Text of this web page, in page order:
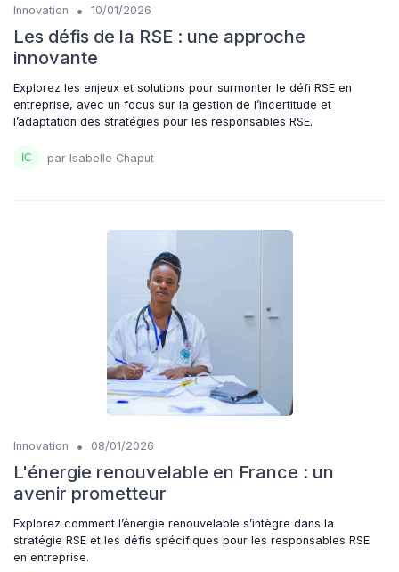
Innovation • 10/01/2026
Les défis de la RSE : une approche
innovante
Explorez les enjeux et solutions pour surmonter le défi RSE en
entreprise, avec un focus sur la gestion de l’incertitude et
l’adaptation des stratégies pour les responsables RSE.
par Isabelle Chaput
Innovation • 08/01/2026
L'énergie renouvelable en France : un
avenir prometteur
Explorez comment l’énergie renouvelable s’intègre dans la
stratégie RSE et les défis spécifiques pour les responsables RSE
en entreprise.